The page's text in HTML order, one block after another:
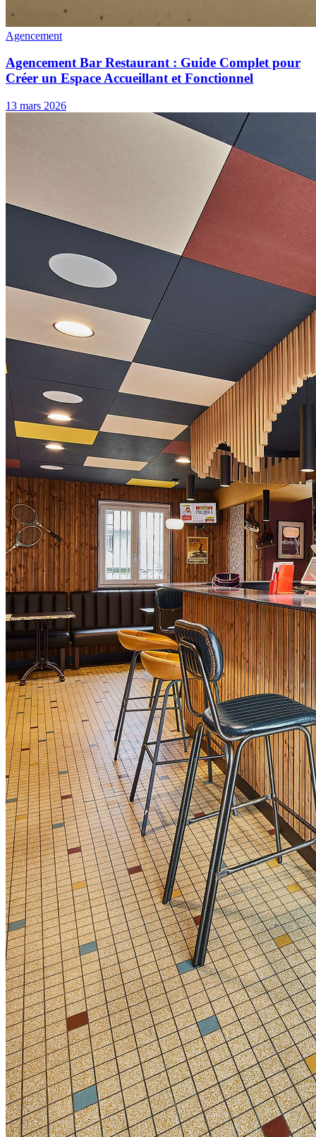
Agencement
Agencement Bar Restaurant : Guide Complet pour
Créer un Espace Accueillant et Fonctionnel
13 mars 2026